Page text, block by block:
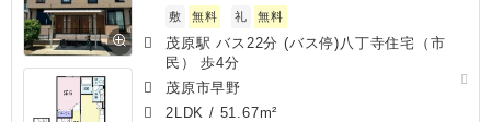
敷
無料 礼 無料
茂原駅 バス22分 (バス停)八丁寺住宅（市
民） 歩4分
茂原市早野
2LDK / 51.67m²